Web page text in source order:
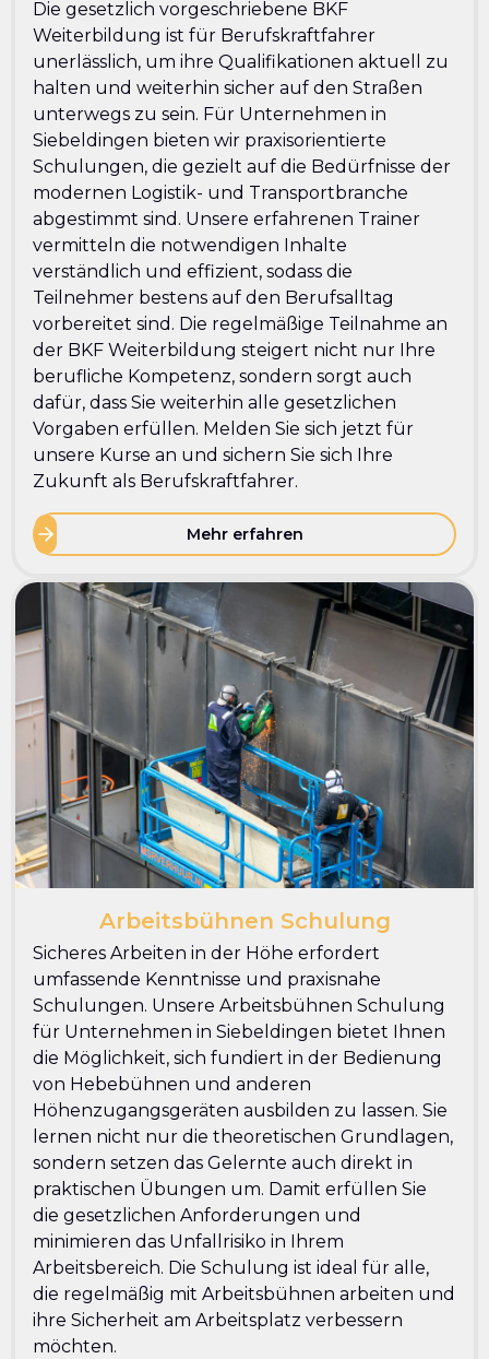
Die gesetzlich vorgeschriebene BKF
Weiterbildung ist für Berufskraftfahrer
unerlässlich, um ihre Qualifikationen aktuell zu
halten und weiterhin sicher auf den Straßen
unterwegs zu sein. Für Unternehmen in
Siebeldingen bieten wir praxisorientierte
Schulungen, die gezielt auf die Bedürfnisse der
modernen Logistik- und Transportbranche
abgestimmt sind. Unsere erfahrenen Trainer
vermitteln die notwendigen Inhalte
verständlich und effizient, sodass die
Teilnehmer bestens auf den Berufsalltag
vorbereitet sind. Die regelmäßige Teilnahme an
der BKF Weiterbildung steigert nicht nur Ihre
berufliche Kompetenz, sondern sorgt auch
dafür, dass Sie weiterhin alle gesetzlichen
Vorgaben erfüllen. Melden Sie sich jetzt für
unsere Kurse an und sichern Sie sich Ihre
Zukunft als Berufskraftfahrer.
Mehr erfahren
Arbeitsbühnen Schulung
Sicheres Arbeiten in der Höhe erfordert
umfassende Kenntnisse und praxisnahe
Schulungen. Unsere Arbeitsbühnen Schulung
für Unternehmen in Siebeldingen bietet Ihnen
die Möglichkeit, sich fundiert in der Bedienung
von Hebebühnen und anderen
Höhenzugangsgeräten ausbilden zu lassen. Sie
lernen nicht nur die theoretischen Grundlagen,
sondern setzen das Gelernte auch direkt in
praktischen Übungen um. Damit erfüllen Sie
die gesetzlichen Anforderungen und
minimieren das Unfallrisiko in Ihrem
Arbeitsbereich. Die Schulung ist ideal für alle,
die regelmäßig mit Arbeitsbühnen arbeiten und
ihre Sicherheit am Arbeitsplatz verbessern
möchten.